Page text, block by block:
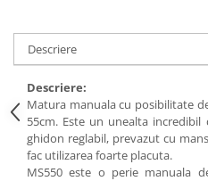
Minitractoare
Vehicule utilitare
Curte si gradina
Masini de tuns gazon
Aparate de spalat cu presiune
Foarfece gard viu
Descriere
Descriere:
Matura manuala cu posibilitate
55cm. Este un unealta
ghidon reglabil, prevazut cu
fac utilizarea foarte placuta.
MS550 este o perie manuala